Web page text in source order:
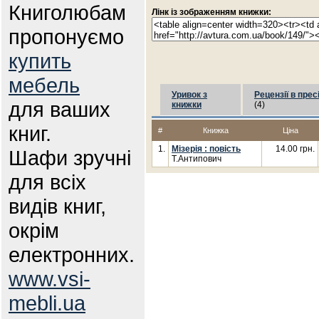
Книголюбам
пропонуємо
купить
мебель
для ваших
книг.
Шафи зручні
для всіх
видів книг,
окрім
електронних.
www.vsi-
mebli.ua
Лінк із зображенням книжки:
Уривок з
книжки
Рецензії в пресі
(4)
# Книжка Ціна
1.
Мізерія : повість
Т.Антипович
14.00 грн.